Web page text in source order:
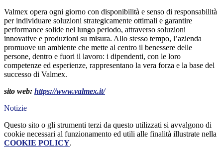
Valmex opera ogni giorno con disponibilità e senso di responsabilità
per individuare soluzioni strategicamente ottimali e garantire
performance solide nel lungo periodo, attraverso soluzioni
innovative e produzioni su misura. Allo stesso tempo, l’azienda
promuove un ambiente che mette al centro il benessere delle
persone, dentro e fuori il lavoro: i dipendenti, con le loro
competenze ed esperienze, rappresentano la vera forza e la base del
successo di Valmex.
sito web: https://www.valmex.it/
Notizie
Questo sito o gli strumenti terzi da questo utilizzati si avvalgono di
cookie necessari al funzionamento ed utili alle finalità illustrate nella
COOKIE POLICY.